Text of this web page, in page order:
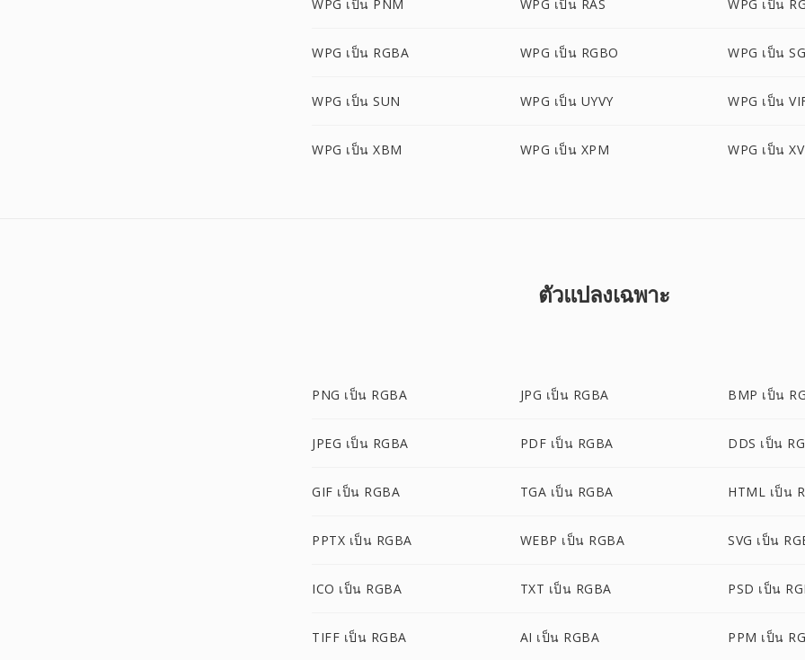
WPG เป็น PNM WPG เป็น RAS WPG เป็น
WPG เป็น RGBA WPG เป็น RGBO WPG เป็น
WPG เป็น SUN WPG เป็น UYVY WPG เป็น
WPG เป็น XBM WPG เป็น XPM WPG เป็น XV
ตัวแปลงเฉพาะ
PNG เป็น RGBA JPG เป็น RGBA BMP เป็น
JPEG เป็น RGBA PDF เป็น RGBA DDS เป็น
GIF เป็น RGBA TGA เป็น RGBA HTML เป็น
PPTX เป็น RGBA WEBP เป็น RGBA SVG เป็น
ICO เป็น RGBA TXT เป็น RGBA PSD เป็น
TIFF เป็น RGBA AI เป็น RGBA PPM เป็น